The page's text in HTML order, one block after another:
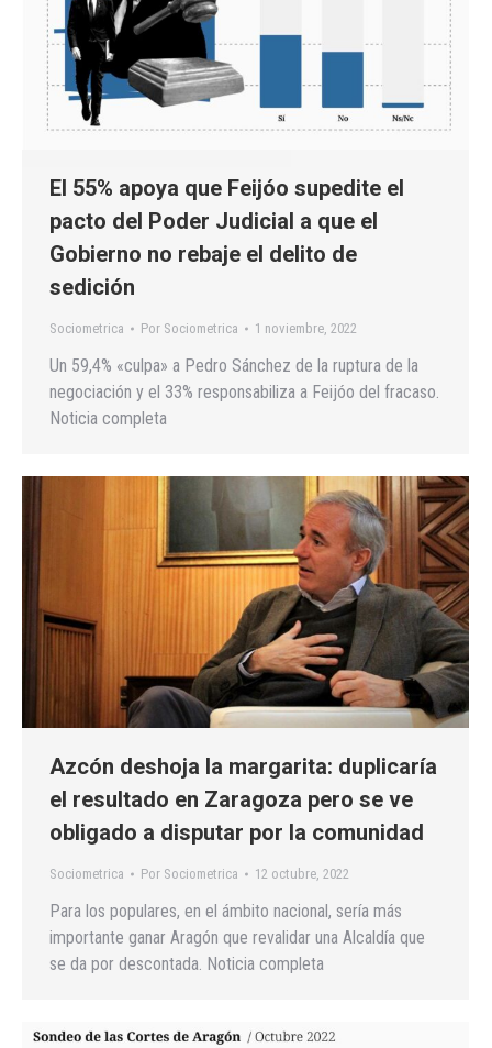
El 55% apoya que Feijóo supedite el
pacto del Poder Judicial a que el
Gobierno no rebaje el delito de
sedición
Sociometrica Por Sociometrica 1 noviembre, 2022
Un 59,4% «culpa» a Pedro Sánchez de la ruptura de la
negociación y el 33% responsabiliza a Feijóo del fracaso.
Noticia completa
Azcón deshoja la margarita: duplicaría
el resultado en Zaragoza pero se ve
obligado a disputar por la comunidad
Sociometrica Por Sociometrica 12 octubre, 2022
Para los populares, en el ámbito nacional, sería más
importante ganar Aragón que revalidar una Alcaldía que
se da por descontada. Noticia completa